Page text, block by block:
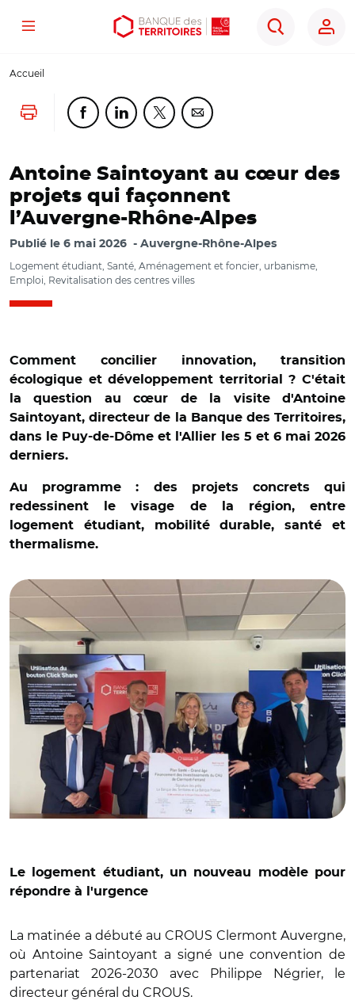
Aller
contenu
Aller
menu
Ouvrir
outils
Menu
Rechercher
Accueil
Lancer l'impressionPartager cette page sur Facebook
Partager cette page sur Linkedin
Partager cette page sur Twitter
Partager cette page sur
Antoine Saintoyant au cœur des
projets qui façonnent
l’Auvergne-Rhône-Alpes
Publié le 6 mai 2026 Auvergne-Rhône-Alpes
Logement étudiant, Santé, Aménagement et foncier, urbanisme,
Emploi, Revitalisation des centres villes
Comment concilier innovation, transition
écologique et développement territorial ? C'était
la question au cœur de la visite d'Antoine
Saintoyant, directeur de la Banque des Territoires,
dans le Puy-de-Dôme et l'Allier les 5 et 6 mai 2026
derniers.
Au programme : des projets concrets qui
redessinent le visage de la région, entre
logement étudiant, mobilité durable, santé et
thermalisme.
Le logement étudiant, un nouveau modèle pour
répondre à l'urgence
La matinée a débuté au CROUS Clermont Auvergne,
où Antoine Saintoyant a signé une convention de
partenariat 2026-2030 avec Philippe Négrier, le
directeur général du CROUS.